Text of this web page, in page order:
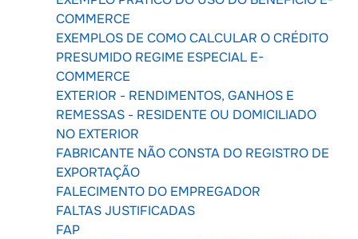
COMMERCE
EXEMPLOS DE COMO CALCULAR O CRÉDITO
PRESUMIDO REGIME ESPECIAL E-
COMMERCE
EXTERIOR - RENDIMENTOS, GANHOS E
REMESSAS - RESIDENTE OU DOMICILIADO
NO EXTERIOR
FABRICANTE NÃO CONSTA DO REGISTRO DE
EXPORTAÇÃO
FALECIMENTO DO EMPREGADOR
FALTAS JUSTIFICADAS
FAP